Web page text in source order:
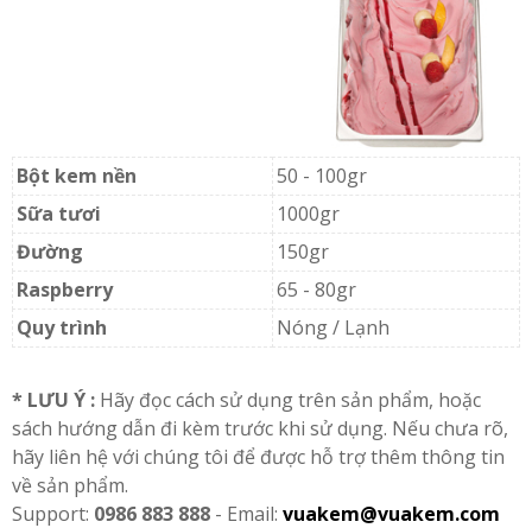
Bột kem nền
50 - 100gr
Sữa tươi
1000gr
Đường
150gr
Raspberry
65 - 80gr
Quy trình
Nóng / Lạnh
* LƯU Ý : Hãy đọc cách sử dụng trên sản phẩm, hoặc
sách hướng dẫn đi kèm trước khi sử dụng. Nếu chưa rõ,
hãy liên hệ với chúng tôi để được hỗ trợ thêm thông tin
về sản phẩm.
Support: 0986 883 888 - Email: vuakem@vuakem.com